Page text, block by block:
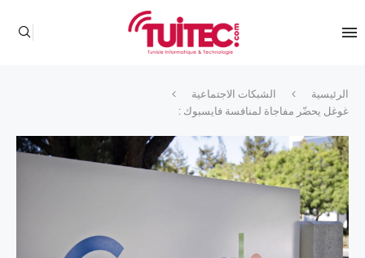
الرئيسية
الشبكات الاجتماعية
غوغل يحضّر مفاجاة لمنافسة فايسبوك :